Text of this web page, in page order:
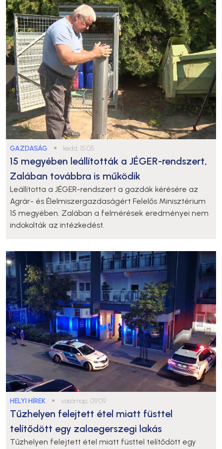
GAZDASÁG ● kedd, 15:05
15 megyében leállították a JÉGER-rendszert,
Zalában továbbra is működik
Leállította a JÉGER-rendszert a gazdák kérésére az
Agrár- és Élelmiszergazdaságért Felelős Minisztérium
15 megyében. Zalában a felmérések eredményei nem
indokolták az intézkedést.
HELYI HÍREK ● vasárnap, 09:09
Tűzhelyen felejtett étel miatt füsttel
telítődött egy zalaegerszegi lakás
Tűzhelyen felejtett étel miatt füsttel telítődött egy